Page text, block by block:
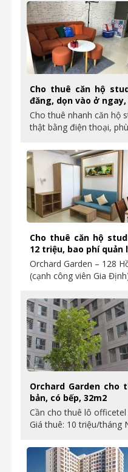
Cho thuê căn hộ
đăng, dọn vào ở
Cho thuê nhanh căn hộ
thật bằng điện thoại,
Cho thuê căn hộ
12 triệu, bao phí quản
Orchard Garden – 128
(cạnh công viên Gia
Orchard Garden
bản, có bếp, 32m2
Cần cho thuê lô
Giá thuê: 10 triệu/tháng